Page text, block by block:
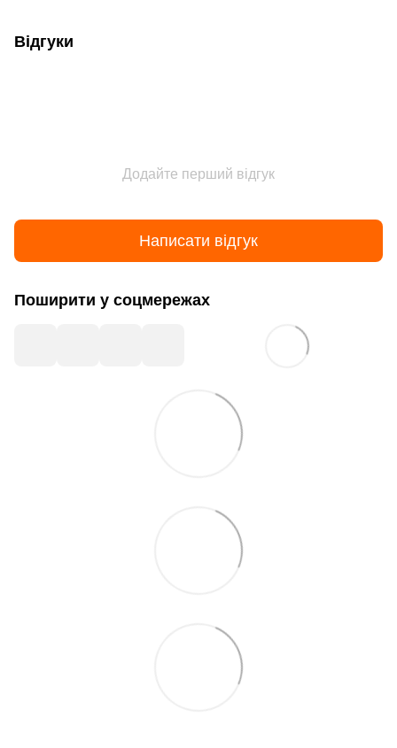
Відгуки
Додайте перший відгук
Написати відгук
Поширити у соцмережах